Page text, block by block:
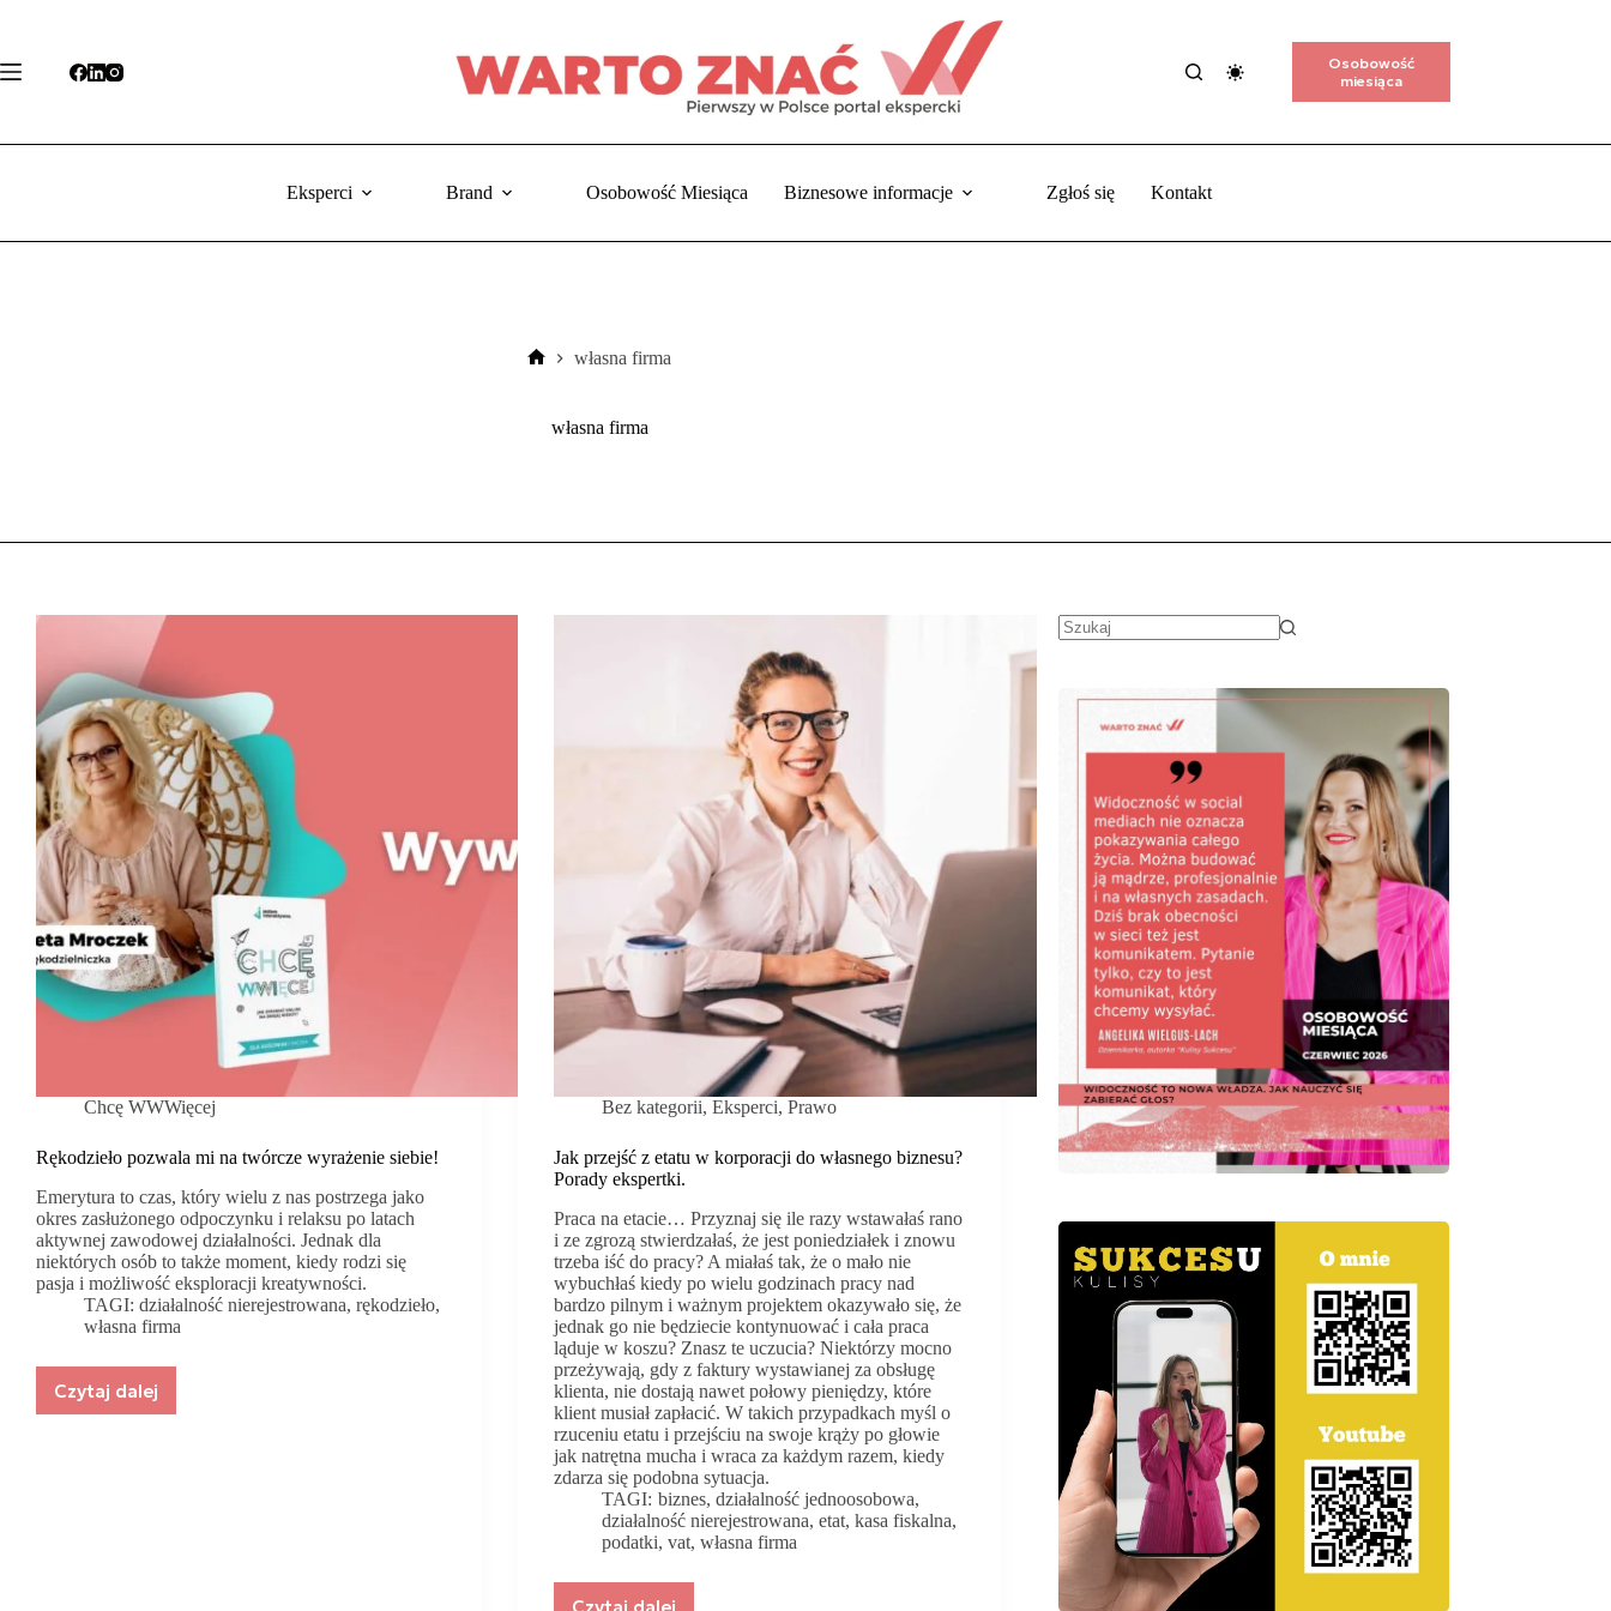
Osobowość
miesiąca
Eksperci Brand Osobowość Miesiąca Biznesowe informacje Zgłoś się Kontakt
własna firma
własna firma
Chcę WWWięcej
Rękodzieło pozwala mi na twórcze wyrażenie siebie!
Emerytura to czas, który wielu z nas postrzega jako
okres zasłużonego odpoczynku i relaksu po latach
aktywnej zawodowej działalności. Jednak dla
niektórych osób to także moment, kiedy rodzi się
pasja i możliwość eksploracji kreatywności.
TAGI: działalność nierejestrowana,rękodzieło,
własna firma
Czytaj dalej
Rękodzieło
Bez kategorii,Eksperci,Prawo
Jak przejść z etatu w korporacji do własnego biznesu?
Porady ekspertki.
Praca na etacie… Przyznaj się ile razy wstawałaś rano
i ze zgrozą stwierdzałaś, że jest poniedziałek i znowu
trzeba iść do pracy? A miałaś tak, że o mało nie
wybuchłaś kiedy po wielu godzinach pracy nad
bardzo pilnym i ważnym projektem okazywało się, że
jednak go nie będziecie kontynuować i cała praca
ląduje w koszu? Znasz te uczucia? Niektórzy mocno
przeżywają, gdy z faktury wystawianej za obsługę
klienta, nie dostają nawet połowy pieniędzy, które
klient musiał zapłacić. W takich przypadkach myśl o
rzuceniu etatu i przejściu na swoje krąży po głowie
jak natrętna mucha i wraca za każdym razem, kiedy
zdarza się podobna sytuacja.
TAGI: biznes, działalność jednoosobowa,
działalność nierejestrowana,etat,kasa fiskalna,
podatki,vat,własna firma
Czytaj dalej